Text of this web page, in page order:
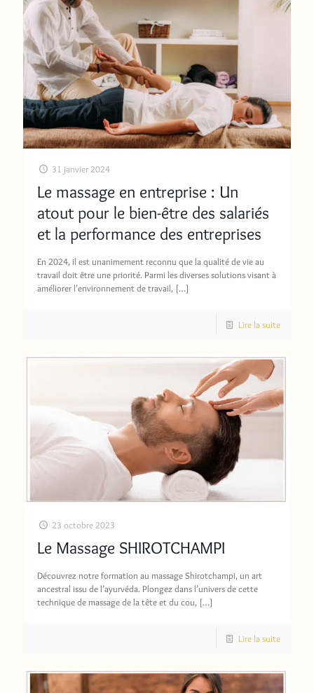
31 janvier 2024
Le massage en entreprise : Un
atout pour le bien-être des salariés
et la performance des entreprises
En 2024, il est unanimement reconnu que la qualité de vie au
travail doit être une priorité. Parmi les diverses solutions visant à
améliorer l’environnement de travail, […]
Lire la suite
23 octobre 2023
Le Massage SHIROTCHAMPI
Découvrez notre formation au massage Shirotchampi, un art
ancestral issu de l’ayurvéda. Plongez dans l’univers de cette
technique de massage de la tête et du cou, […]
Lire la suite